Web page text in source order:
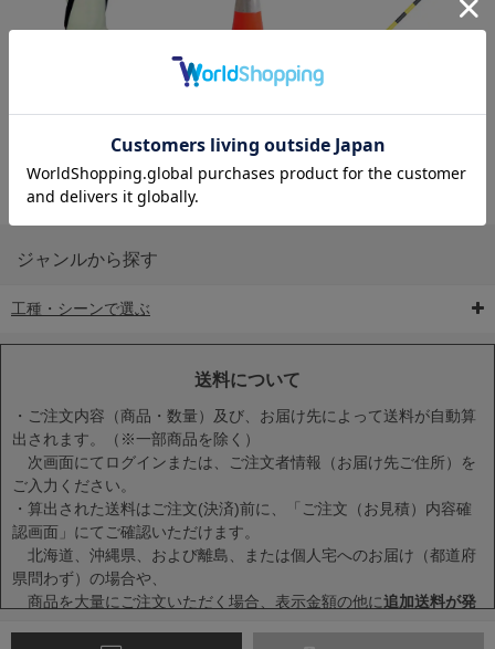
6-矢印板/LED矢印板
9-点字マット・タイ
ヤストッパー
10-樹脂製敷板・養生
用ゴムマット
スロープ
ジャンルから探す
工種・シーンで選ぶ
送料について
・ご注文内容（商品・数量）及び、お届け先によって送料が自動算
出されます。（※一部商品を除く）
次画面にてログインまたは、ご注文者情報（お届け先ご住所）を
ご入力ください。
・算出された送料はご注文(決済)前に、「ご注文（お見積）内容確
認画面」にてご確認いただけます。
北海道、沖縄県、および離島、または個人宅へのお届け（都道府
県問わず）の場合や、
商品を大量にご注文いただく場合、表示金額の他に追加送料が発